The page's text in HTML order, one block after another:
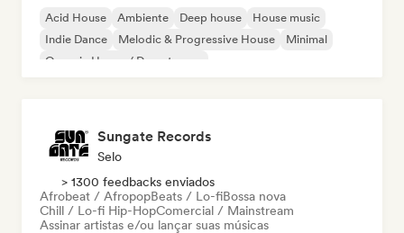
Acid House Ambiente Deep house
House music
Indie Dance
Melodic & Progressive House
Minimal
Organic House / Downtempo
Sungate Records
Selo
> 1300 feedbacks enviados
Afrobeat / AfropopBeats / Lo-fiBossa nova
Chill / Lo-fi Hip-HopComercial / Mainstream
Assinar artistas e/ou lançar suas músicas